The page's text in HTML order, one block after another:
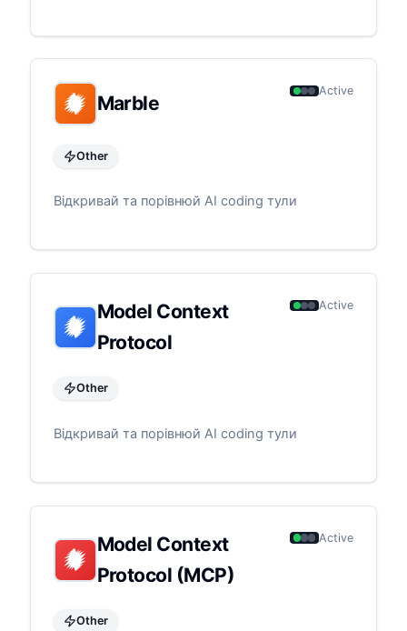
Marble
Active
Other
Відкривай та порівнюй AI coding тули
Model Context
Protocol
Active
Other
Відкривай та порівнюй AI coding тули
Model Context
Protocol (MCP)
Active
Other